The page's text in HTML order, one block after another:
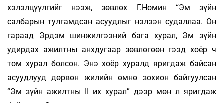
хэлэлцүүлгийг нээж, зөвлөх Г.Номин “Эм зүйн
салбарын тулгамдсан асуудлыг нэлээн судаллаа. Он
гараад Эрдэм шинжилгээний бага хурал, Эм зүйн
удирдах ажилтны анхдугаар зөвлөгөөн гээд хоёр ч
том хурал болсон. Энэ хоёр хуралд яригдаж байсан
асуудлууд дөрвөн жилийн өмнө зохион байгуулсан
“Эм зүйн ажилтны II их хурал” дээр мөн л яригдаж